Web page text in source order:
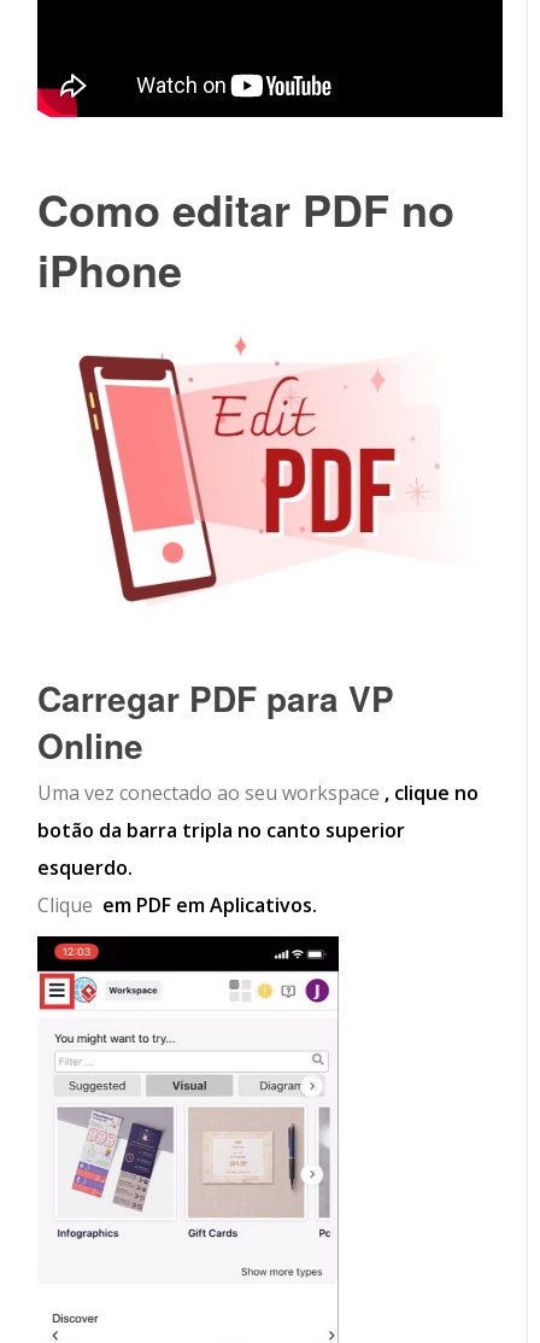
Como editar PDF no
iPhone
Carregar PDF para VP
Online
Uma vez conectado ao seu workspace , clique no
botão da barra tripla no canto superior
esquerdo.
Clique em PDF em Aplicativos.